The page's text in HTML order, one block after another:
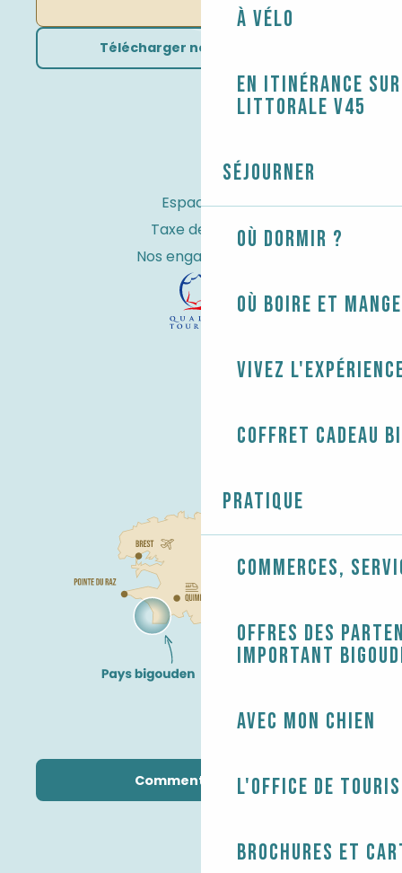
À vélo
En itinérance
littorale V45
Séjourner
Où dormir ?
Où boire et
Vivez
Coffret cadeau
Pratique
Commerces,
Offres des
Important
Avec mon chien
L'Office de
Brochures et
Télécharger nos brochures
Espace Pro
Taxe de séjour
Nos engagements
Comment venir ?